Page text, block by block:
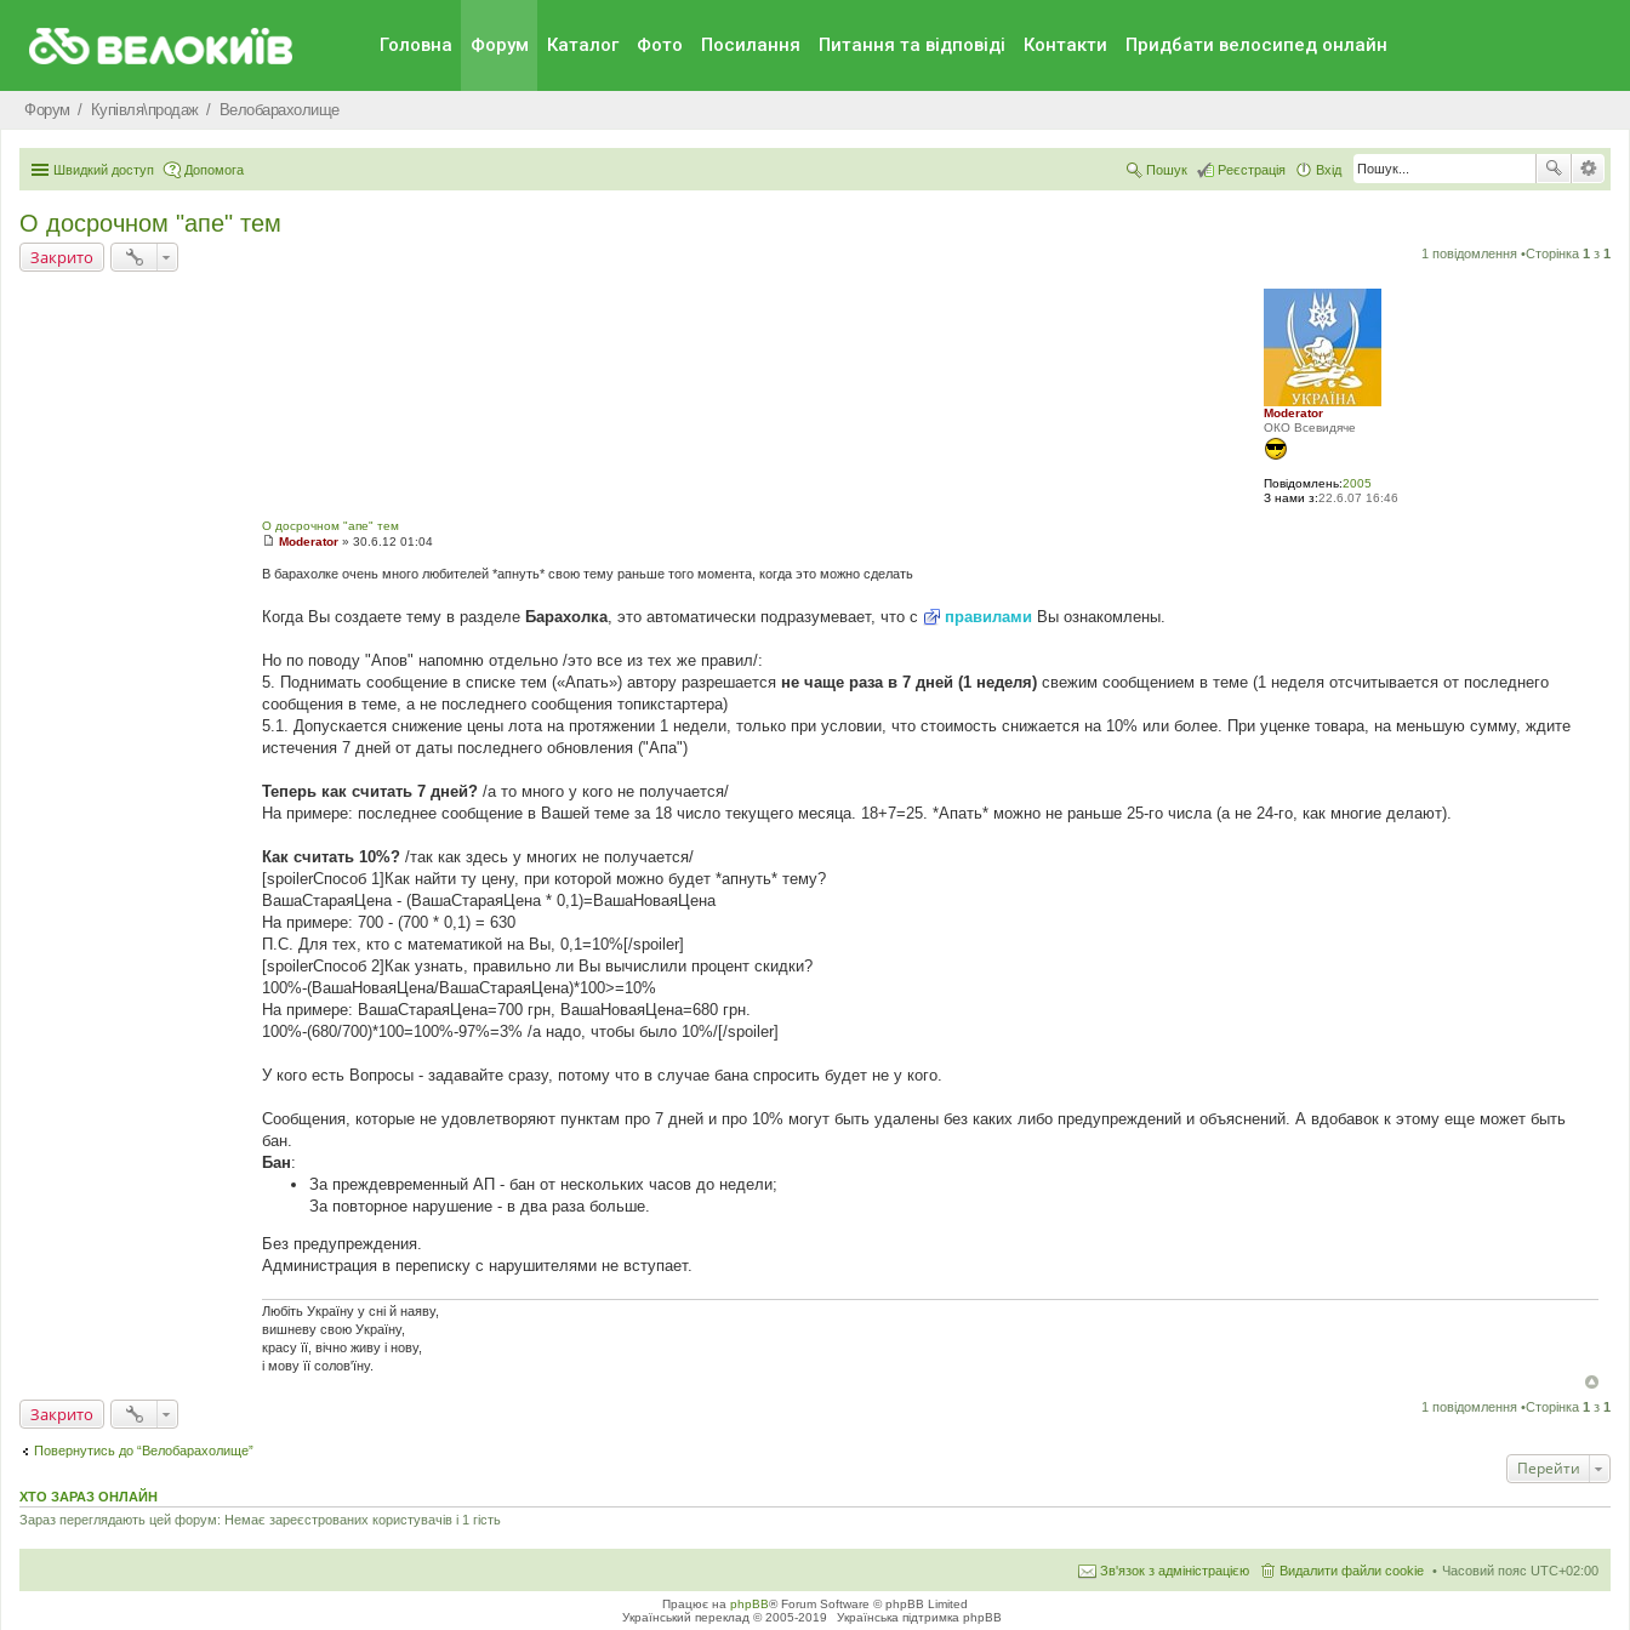
Головна Форум Каталог Фото Посилання Питання та вiдповiдi Контакти Придбати велосипед онлайн
Форум Купівля\продаж Велобарахолище
Швидкий доступ Допомога Вхід
Реєстрація
Пошук
О досрочном "апе" тем
Закрито 1 повідомлення •Сторінка 1 з 1
Moderator
ОКО Всевидяче
Повідомлень:2005
З нами з:22.6.07 16:46
О досрочном "апе" тем
о
в
о
е
я
Moderator » 30.6.12 01:04
В барахолке очень много любителей *апнуть* свою тему раньше того момента, когда это можно сделать
Когда Вы создаете тему в разделе Барахолка, это автоматически подразумевает, что с правилами Вы ознакомлены.
Но по поводу "Апов" напомню отдельно /это все из тех же правил/:
5. Поднимать сообщение в списке тем («Апать») автору разрешается не чаще раза в 7 дней (1 неделя) свежим сообщением в теме (1 неделя отсчитывается от последнего
сообщения в теме, а не последнего сообщения топикстартера)
5.1. Допускается снижение цены лота на протяжении 1 недели, только при условии, что стоимость снижается на 10% или более. При уценке товара, на меньшую сумму, ждите
истечения 7 дней от даты последнего обновления ("Апа")
Теперь как считать 7 дней? /а то много у кого не получается/
На примере: последнее сообщение в Вашей теме за 18 число текущего месяца. 18+7=25. *Апать* можно не раньше 25-го числа (а не 24-го, как многие делают).
Как считать 10%? /так как здесь у многих не получается/
[spoilerСпособ 1]Как найти ту цену, при которой можно будет *апнуть* тему?
ВашаСтараяЦена - (ВашаСтараяЦена * 0,1)=ВашаНоваяЦена
На примере: 700 - (700 * 0,1) = 630
П.С. Для тех, кто с математикой на Вы, 0,1=10%[/spoiler]
[spoilerСпособ 2]Как узнать, правильно ли Вы вычислили процент скидки?
100%-(ВашаНоваяЦена/ВашаСтараяЦена)*100>=10%
На примере: ВашаСтараяЦена=700 грн, ВашаНоваяЦена=680 грн.
100%-(680/700)*100=100%-97%=3% /а надо, чтобы было 10%/[/spoiler]
У кого есть Вопросы - задавайте сразу, потому что в случае бана спросить будет не у кого.
Сообщения, которые не удовлетворяют пунктам про 7 дней и про 10% могут быть удалены без каких либо предупреждений и объяснений. А вдобавок к этому еще может быть
бан.
Бан:
За преждевременный АП - бан от нескольких часов до недели;
За повторное нарушение - в два раза больше.
Без предупреждения.
Администрация в переписку с нарушителями не вступает.
Любіть Україну у сні й наяву,
вишневу свою Україну,
красу її, вічно живу і нову,
і мову її солов'їну.
Закрито 1 повідомлення •Сторінка 1 з 1
Повернутись до “Велобарахолище”
Перейти
ХТО ЗАРАЗ ОНЛАЙН
Зараз переглядають цей форум: Немає зареєстрованих користувачів і 1 гість
Часовий пояс UTC+02:00
Видалити файли cookie
Зв'язок з адміністрацією
Працює на phpBB® Forum Software © phpBB Limited
Український переклад © 2005-2019
Українська підтримка phpBB